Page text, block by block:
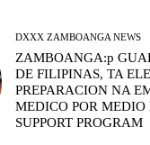
DXXX ZAMBOANGA NEWS
ZAMBOANGA:p
DE FILIPINAS, TA
PREPARACION NA
MEDICO POR
SUPPORT PROGRAM